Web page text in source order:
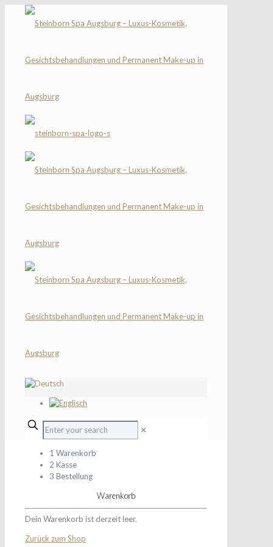
✕
1 Warenkorb
2 Kasse
3 Bestellung
Warenkorb
Dein Warenkorb ist derzeit leer.
Zurück zum Shop